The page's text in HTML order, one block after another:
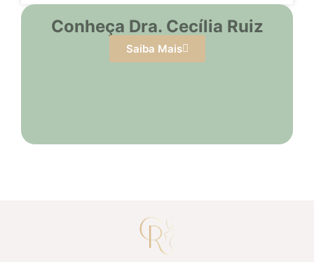
Conheça Dra. Cecília Ruiz
Saiba Mais